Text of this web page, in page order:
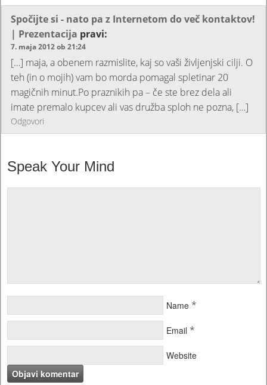
Spočijte si - nato pa z Internetom do več kontaktov!
| Prezentacija pravi:
7. maja 2012 ob 21:24
[…] maja, a obenem razmislite, kaj so vaši življenjski cilji. O
teh (in o mojih) vam bo morda pomagal spletinar 20
magičnih minut.Po praznikih pa – če ste brez dela ali
imate premalo kupcev ali vas družba sploh ne pozna, […]
Odgovori
Speak Your Mind
Name *
Email *
Website